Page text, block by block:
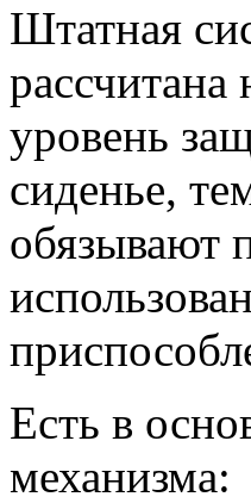
Штатная
уровень
сиденье,
обязывают
Есть в
механизма: